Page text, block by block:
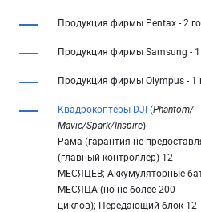
Продукция фирмы Pentax - 2
Продукция фирмы Samsung - 1
Продукция фирмы Olympus - 1
Квадрокоптеры DJI(Phantom/
Mavic/Spark/Inspire)
Рама (гарантия не
(главный контроллер) 12
МЕСЯЦЕВ; Аккумуляторные
МЕСЯЦА (но не более 200
циклов); Передающий блок 12